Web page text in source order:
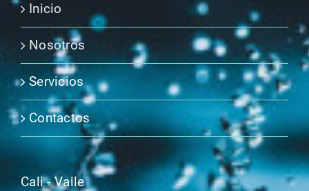
Inicio
Nosotros
Servicios
Contactos
Cali - Valle